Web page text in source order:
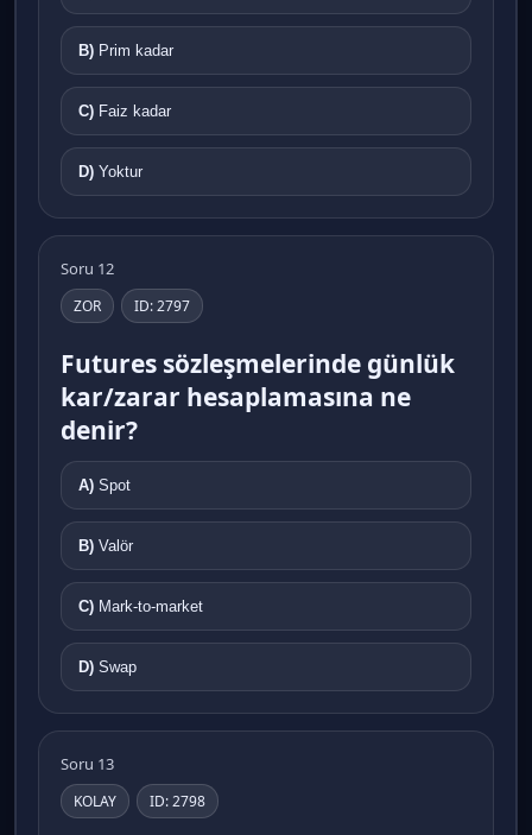
B) Prim kadar
C) Faiz kadar
D) Yoktur
Soru 12
ZOR ID: 2797
Futures sözleşmelerinde günlük
kar/zarar hesaplamasına ne
denir?
A) Spot
B) Valör
C) Mark-to-market
D) Swap
Soru 13
KOLAY ID: 2798